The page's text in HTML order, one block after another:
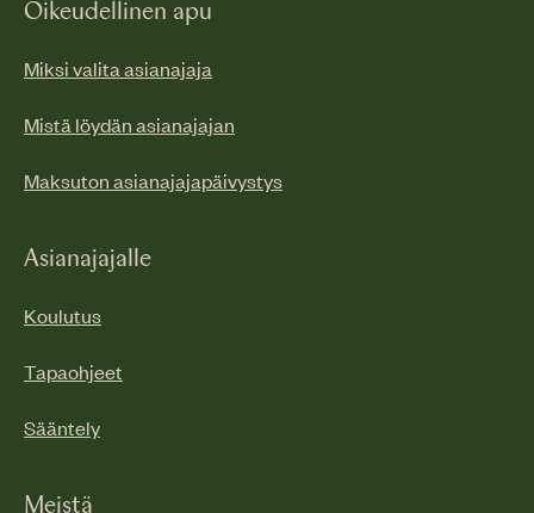
Oikeudellinen apu
Miksi valita asianajaja
Mistä löydän asianajajan
Maksuton asianajajapäivystys
Asianajajalle
Koulutus
Tapaohjeet
Sääntely
Meistä